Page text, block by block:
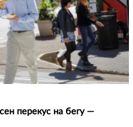
перекус на бегу —